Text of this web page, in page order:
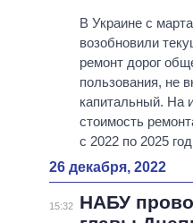
В Украине с марта
возобновили
ремонт дорог
пользования, не
капитальный. На
стоимость
с 2022 по 2025
26 декабря, 2022
15:32
НАБУ